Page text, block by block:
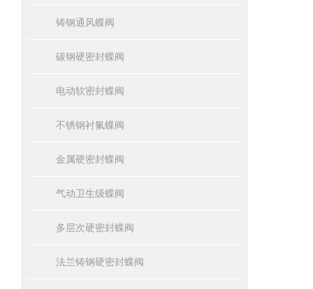
铸钢通风蝶阀
碳钢硬密封蝶阀
电动软密封蝶阀
不锈钢衬氟蝶阀
金属硬密封蝶阀
气动卫生级蝶阀
多层次硬密封蝶阀
法兰铸钢硬密封蝶阀